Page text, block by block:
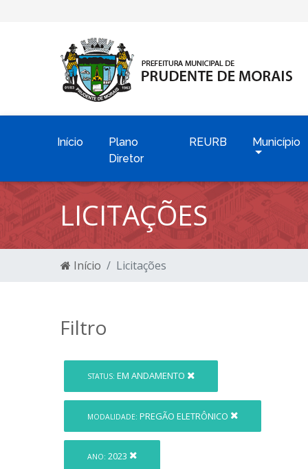
Início
Plano
Diretor
REURB Município
LICITAÇÕES
Início Licitações
Filtro
STATUS: EM ANDAMENTO
MODALIDADE: PREGÃO ELETRÔNICO
ANO: 2023